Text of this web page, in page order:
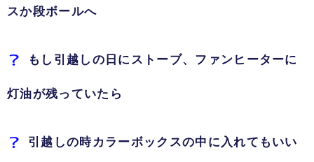
スか段ボールへ
もし引越しの日にストーブ、ファンヒーターに
灯油が残っていたら
引越しの時カラーボックスの中に入れてもいい